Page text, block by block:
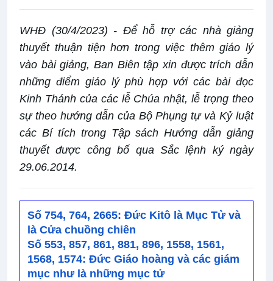
WHĐ (30/4/2023) - Để hỗ trợ các nhà giảng
thuyết thuận tiện hơn trong việc thêm giáo lý
vào bài giảng, Ban Biên tập xin được trích dẫn
những điểm giáo lý phù hợp với các bài đọc
Kinh Thánh của các lễ Chúa nhật, lễ trọng theo
sự theo hướng dẫn của Bộ Phụng tự và Kỷ luật
các Bí tích trong Tập sách Hướng dẫn giảng
thuyết được công bố qua Sắc lệnh ký ngày
29.06.2014.
Số 754, 764, 2665: Đức Kitô là Mục Tử và
là Cửa chuồng chiên
Số 553, 857, 861, 881, 896, 1558, 1561,
1568, 1574: Đức Giáo hoàng và các giám
mục như là những mục tử